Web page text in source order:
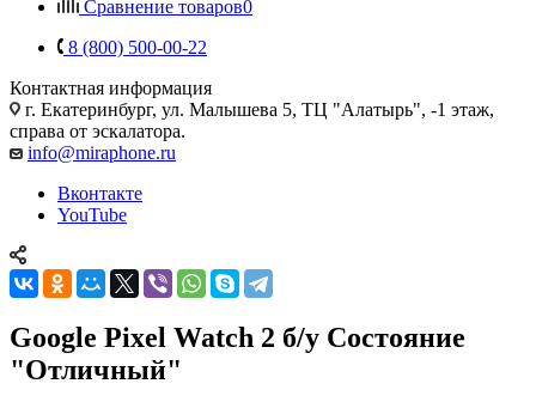
Сравнение товаров0
8 (800) 500-00-22
Контактная информация
г. Екатеринбург, ул. Малышева 5, ТЦ "Алатырь", -1 этаж,
справа от эскалатора.
info@miraphone.ru
Вконтакте
YouTube
Google Pixel Watch 2 б/у Состояние
"Отличный"